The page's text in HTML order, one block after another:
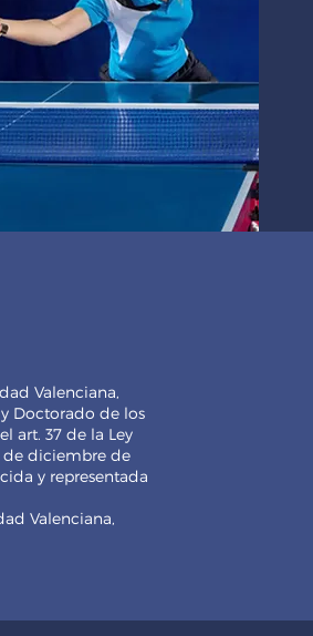
Valenciana,
Doctorado de los
art. 37 de la Ley
de diciembre de
y representada
Valenciana,